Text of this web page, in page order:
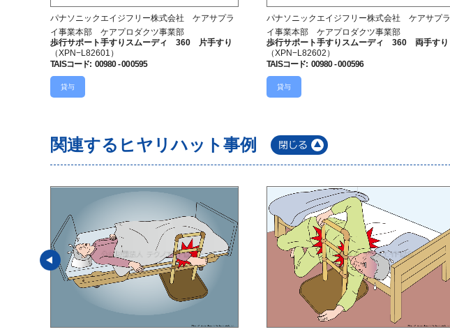
パナソニックエイジフリー株式会社 ケアサプラ
イ事業本部 ケアプロダクツ事業部
歩行サポート手すりスムーディ 360 片手すり
（XPN−L82601）
TAISコード: 00980 - 000595
貸与
パナソニックエイジフリー株式会社 ケアサプラ
イ事業本部 ケアプロダクツ事業部
歩行サポート手すりスムーディ 360 両手すり
（XPN−L82602）
TAISコード: 00980 - 000596
貸与
関連するヒヤリハット事例